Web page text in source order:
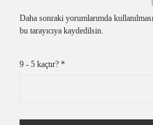
Daha sonraki yorumlarımda
bu tarayıcıya kaydedilsin.
9 - 5 kaçtır? *